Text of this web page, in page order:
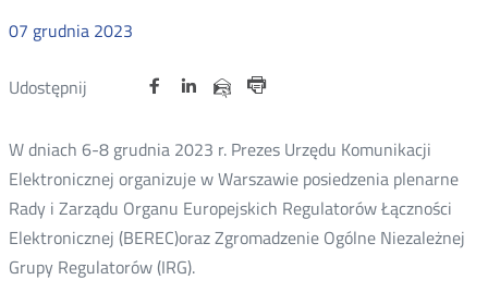
07 grudnia 2023
Udostępnij
Udostępnij
Twitter
Otwórz
oknie
Udostępnij
Facebook
Otwórz
oknie
Udostępnij
Linkedin
Otwórz
oknie
Udostępnij
e-
mail
W dniach 6-8 grudnia 2023 r. Prezes Urzędu Komunikacji
Elektronicznej organizuje w Warszawie posiedzenia plenarne
Rady i Zarządu Organu Europejskich Regulatorów Łączności
Elektronicznej (BEREC)oraz Zgromadzenie Ogólne Niezależnej
Grupy Regulatorów (IRG).